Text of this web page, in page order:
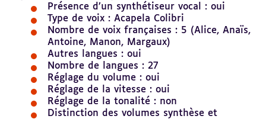
Présence d’un synthétiseur vocal : oui
Type de voix : Acapela Colibri
Nombre de voix françaises : 5 (Alice, Anaïs,
Antoine, Manon, Margaux)
Autres langues : oui
Nombre de langues : 27
Réglage du volume : oui
Réglage de la vitesse : oui
Réglage de la tonalité : non
Distinction des volumes synthèse et
sommaire